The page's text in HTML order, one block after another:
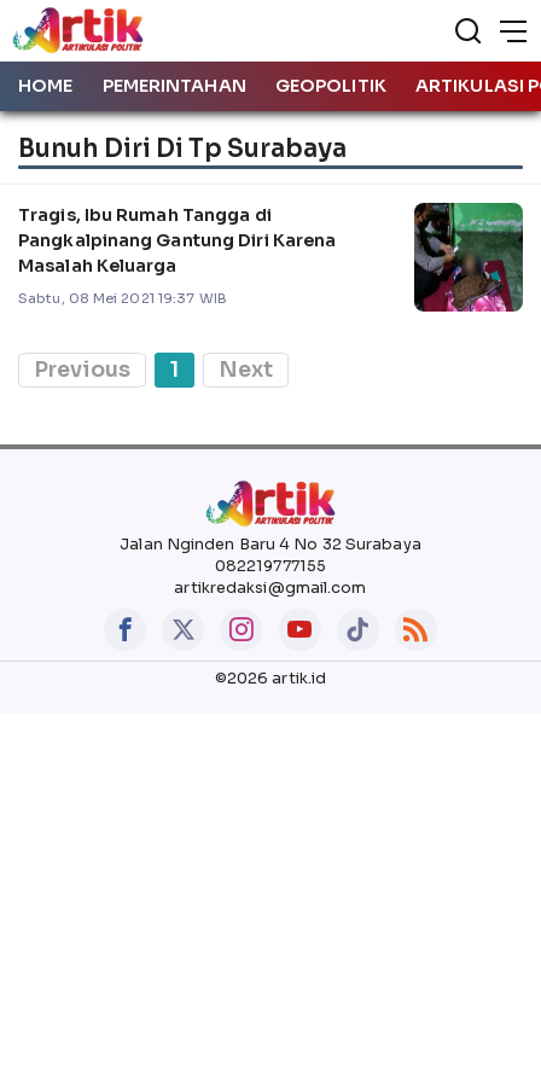
HOME PEMERINTAHAN GEOPOLITIK ARTIKULASI
Bunuh Diri Di Tp Surabaya
Tragis, Ibu Rumah Tangga di
Pangkalpinang Gantung Diri Karena
Masalah Keluarga
Sabtu, 08 Mei 2021 19:37 WIB
Previous 1 Next
Jalan Nginden Baru 4 No 32 Surabaya
082219777155
artikredaksi@gmail.com
©2026 artik.id